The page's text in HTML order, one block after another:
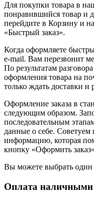
Для покупки товара в
понравившийся товар и
перейдите в Корзину и
«Быстрый заказ».
Когда оформляете
e-mail. Вам перезвонит
По результатам
оформления товара на
только ждать доставки и
Оформление заказа в
следующим образом.
последовательным
данные о себе. Советуем
информацию, которая
кнопку «Оформить
Вы можете выбрать один
Оплата наличными